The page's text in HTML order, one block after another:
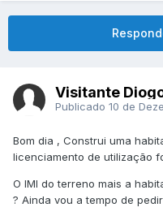
Visitante
Publicado 10 de
Bom dia , Construi uma
licenciamento de utilização
O IMI do terreno mais a
? Ainda vou a tempo de